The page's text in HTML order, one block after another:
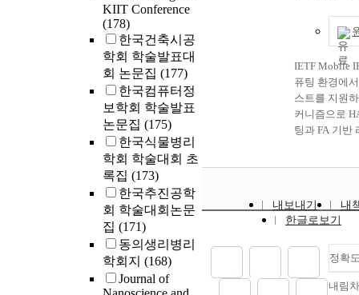
KIIT Conference
(178)
한국건축시공
학회 학술발표대
회 논문집 (177)
한국컴퓨터정
보학회 학술발표
논문집 (175)
한국식물병리
학회 학술대회 초
록집 (173)
한국추진공학
회 학술대회논문
집 (171)
동의생리병리
학회지 (168)
Journal of
IETF Mobile
퓨팅 환경에
스트를 지원
커니즘으로
팅과 FA 기반
드가 존재하
다. 반연, HA
의 경우, 단말
경로 최적화
지 않는 단점
고, 멀티캐스
내보내기
내
한글로보기
정확
내림